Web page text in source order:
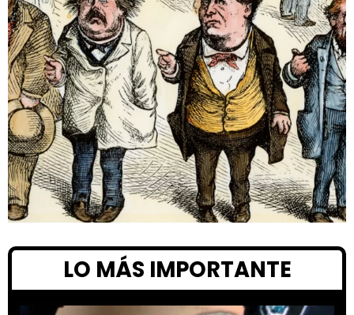
LO MÁS IMPORTANTE